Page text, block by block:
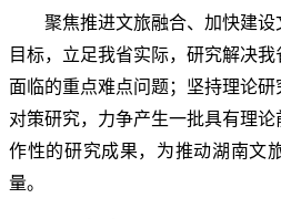
聚焦推进文旅融合、加快建
目标，立足我省实际，研究解决
面临的重点难点问题；坚持理论
对策研究，力争产生一批具有理
作性的研究成果，为推动湖南文
量。